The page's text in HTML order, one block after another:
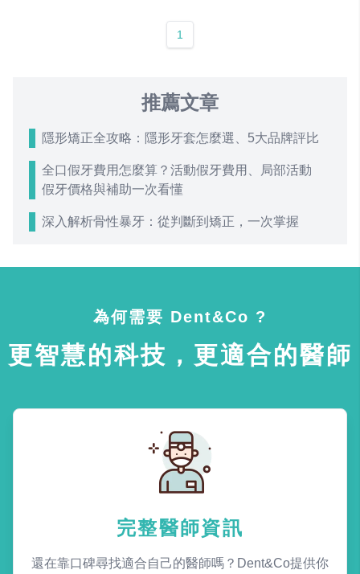
1
推薦文章
隱形矯正全攻略：隱形牙套怎麼選、5大品牌評比
全口假牙費用怎麼算？活動假牙費用、局部活動
假牙價格與補助一次看懂
深入解析骨性暴牙：從判斷到矯正，一次掌握
為何需要 Dent&Co ?
更智慧的科技，更適合的醫師
完整醫師資訊
還在靠口碑尋找適合自己的醫師嗎？Dent&Co提供你